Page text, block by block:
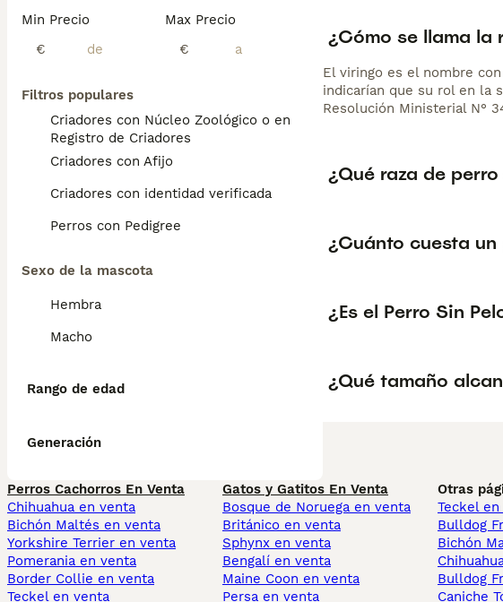
Min Precio
€
Max Precio
€
Filtros populares
Criadores con Núcleo Zoológico o en el
Registro de Criadores
Criadores con Afijo
Criadores con identidad verificada
Perros con Pedigree
Sexo de la mascota
Hembra
Macho
Rango de edad
Generación
¿Cómo se llama la
El viringo es el nombre
indicarían que su rol en la
Resolución Ministerial N°
¿Qué raza de
¿Cuánto cuesta un
¿Es el Perro Sin
¿Qué tamaño
Perros Cachorros En Venta
Chihuahua en venta
Bichón Maltés en venta
Yorkshire Terrier en venta
Pomerania en venta
Border Collie en venta
Teckel en venta
Gatos y Gatitos En Venta
Bosque de Noruega en venta
Británico en venta
Sphynx en venta
Bengalí en venta
Maine Coon en venta
Persa en venta
Otras
Teckel
Bulldog
Bichón
Bulldog
Caniche